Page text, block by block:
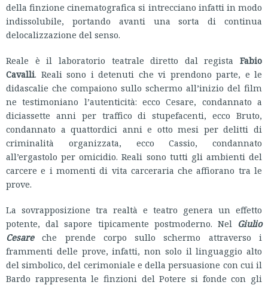
della finzione cinematografica si intrecciano infatti in modo
indissolubile, portando avanti una sorta di continua
delocalizzazione del senso.
Reale è il laboratorio teatrale diretto dal regista Fabio
Cavalli. Reali sono i detenuti che vi prendono parte, e le
didascalie che compaiono sullo schermo all’inizio del film
ne testimoniano l’autenticità: ecco Cesare, condannato a
diciassette anni per traffico di stupefacenti, ecco Bruto,
condannato a quattordici anni e otto mesi per delitti di
criminalità organizzata, ecco Cassio, condannato
all’ergastolo per omicidio. Reali sono tutti gli ambienti del
carcere e i momenti di vita carceraria che affiorano tra le
prove.
La sovrapposizione tra realtà e teatro genera un effetto
potente, dal sapore tipicamente postmoderno. Nel Giulio
Cesare
che prende corpo sullo schermo attraverso i
frammenti delle prove, infatti, non solo il linguaggio alto
del simbolico, del cerimoniale e della persuasione con cui il
Bardo rappresenta le finzioni del Potere si fonde con gli